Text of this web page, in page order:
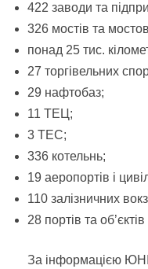
422 заводи та
326 мостів та
понад 25 тис.
27 торгівельних
29 нафтобаз;
11 ТЕЦ;
3 ТЕС;
336 котельнь;
19 аеропортів і
110 залізничних
28 портів та
За інформацією